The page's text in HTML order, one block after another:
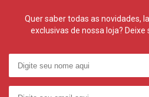
Quer saber todas as novidades,
exclusivas de nossa loja? Deixe